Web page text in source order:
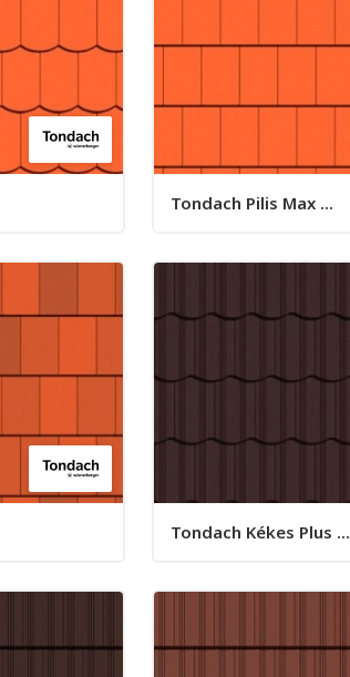
Tondach Pilis Max ...
Tondach Kékes Plus ...